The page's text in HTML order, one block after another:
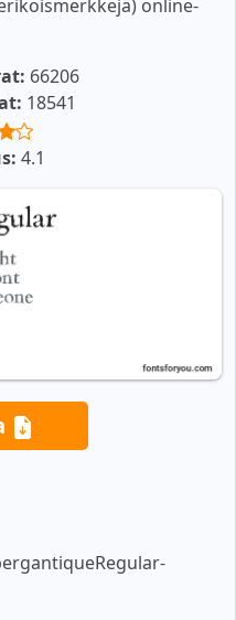
online-
66206
18541
4.1